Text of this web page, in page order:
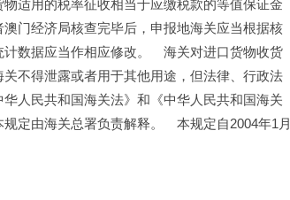
适用的税率征收相当于应缴税款的等值保证金
门经济局核查完毕后，申报地海关应当根据核
数据应当作相应修改。　海关对进口货物收货
不得泄露或者用于其他用途，但法律、行政法
人民共和国海关法》和《中华人民共和国海关
定由海关总署负责解释。　本规定自2004年1月